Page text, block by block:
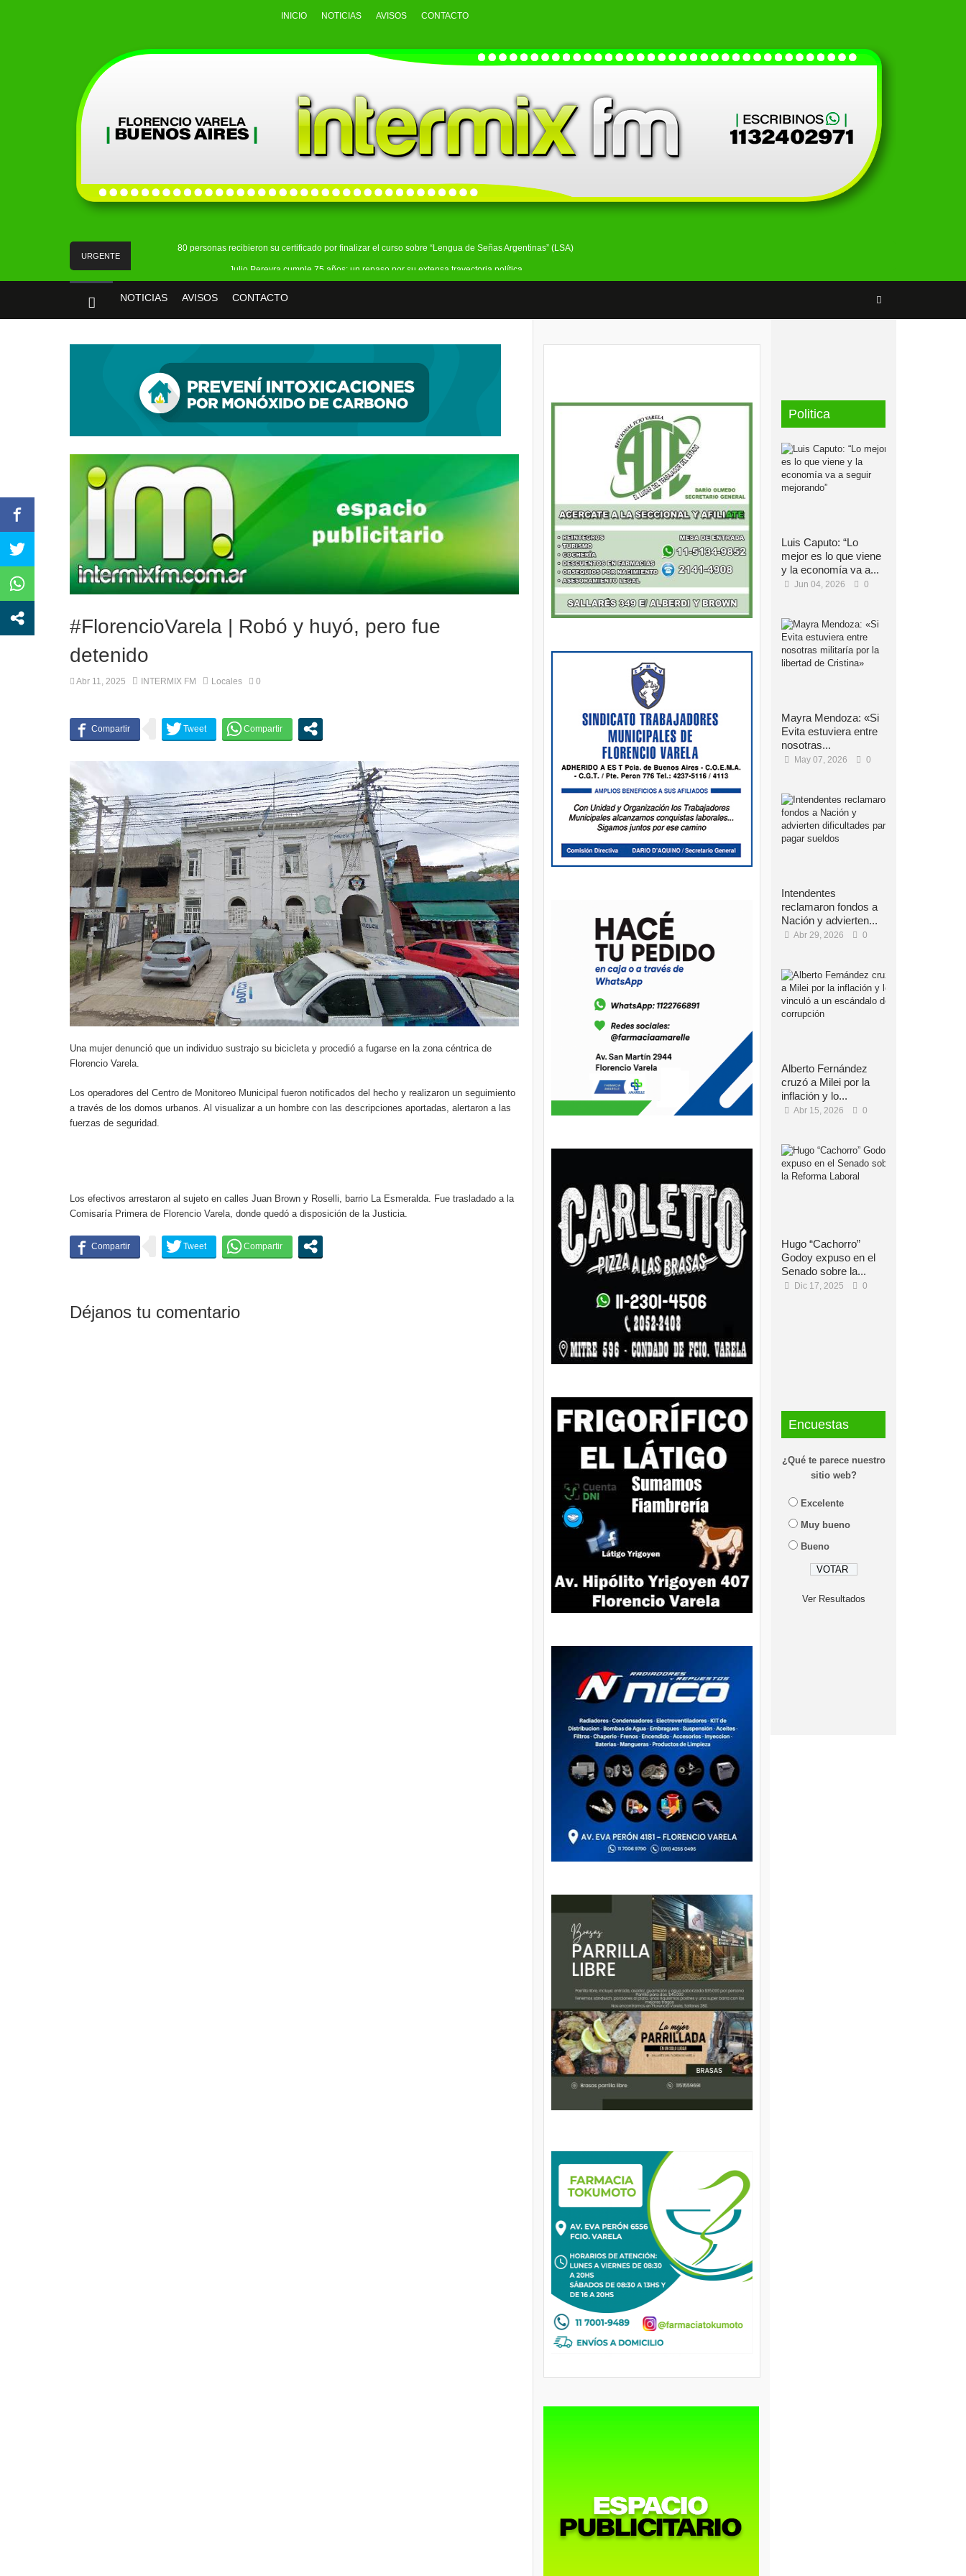
INICIO NOTICIAS AVISOS CONTACTO
URGENTE
80 personas recibieron su certificado por finalizar el curso sobre “Lengua de Señas Argentinas” (LSA)
Julio Pereyra cumple 75 años: un repaso por su extensa trayectoria política
NOTICIAS AVISOS CONTACTO
#FlorencioVarela | Robó y huyó, pero fue
detenido
Abr 11, 2025 INTERMIX FM Locales 0
Una mujer denunció que un individuo sustrajo su bicicleta y procedió a fugarse en la zona céntrica de
Florencio Varela.
Los operadores del Centro de Monitoreo Municipal fueron notificados del hecho y realizaron un seguimiento
a través de los domos urbanos. Al visualizar a un hombre con las descripciones aportadas, alertaron a las
fuerzas de seguridad.
Los efectivos arrestaron al sujeto en calles Juan Brown y Roselli, barrio La Esmeralda. Fue trasladado a la
Comisaría Primera de Florencio Varela, donde quedó a disposición de la Justicia.
Déjanos tu comentario
Politica
Luis Caputo: “Lo
mejor es lo que viene
y la economía va a...
Jun 04, 2026 0
Mayra Mendoza: «Si
Evita estuviera entre
nosotras...
May 07, 2026 0
Intendentes
reclamaron fondos a
Nación y advierten...
Abr 29, 2026 0
Alberto Fernández
cruzó a Milei por la
inflación y lo...
Abr 15, 2026 0
Hugo “Cachorro”
Godoy expuso en el
Senado sobre la...
Dic 17, 2025 0
Encuestas
¿Qué te parece nuestro
sitio web?
Excelente
Muy bueno
Bueno
Ver Resultados